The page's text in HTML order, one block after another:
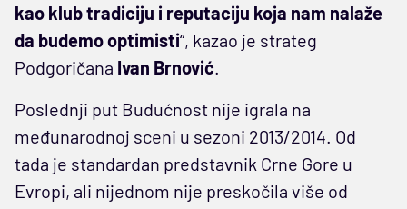
kao klub tradiciju i reputaciju koja nam nalaže
da budemo optimisti“, kazao je strateg
Podgoričana Ivan Brnović.
Poslednji put Budućnost nije igrala na
međunarodnoj sceni u sezoni 2013/2014. Od
tada je standardan predstavnik Crne Gore u
Evropi, ali nijednom nije preskočila više od